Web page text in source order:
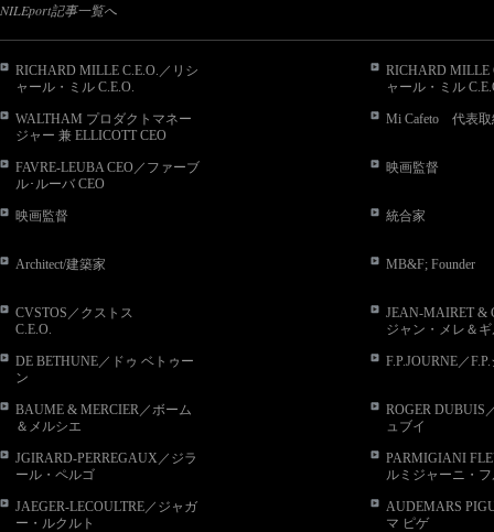
NILEport記事一覧へ
RICHARD MILLE C.E.O.／リシ
ャール・ミル C.E.O.
RICHARD MILLE
ャール・ミル
WALTHAM プロダクトマネー
ジャー 兼 ELLICOTT CEO
Mi Cafeto 代表取
FAVRE-LEUBA CEO／ファーブ
ル･ルーバ CEO
映画監督
映画監督 統合家
Architect/建築家 MB&F; Founder
CVSTOS／クストス
C.E.O.
JEAN-MAIRET &
ジャン・メレ＆
DE BETHUNE／ドゥ ベトゥー
ン
F.P.JOURNE／
BAUME & MERCIER／ボーム
＆メルシエ
ROGER DUBUIS
ュブイ
JGIRARD-PERREGAUX／ジラ
ール・ペルゴ
PARMIGIANI
ルミジャーニ・
JAEGER-LECOULTRE／ジャガ
ー・ルクルト
AUDEMARS
マ ピゲ